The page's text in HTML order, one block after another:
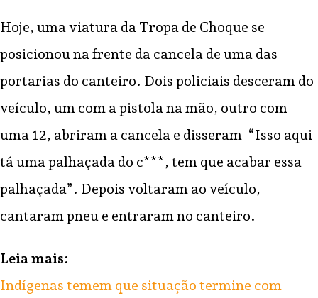
Hoje, uma viatura da Tropa de Choque se
posicionou na frente da cancela de uma das
portarias do canteiro. Dois policiais desceram do
veículo, um com a pistola na mão, outro com
uma 12, abriram a cancela e disseram “Isso aqui
tá uma palhaçada do c***, tem que acabar essa
palhaçada”. Depois voltaram ao veículo,
cantaram pneu e entraram no canteiro.
Leia mais:
Indígenas temem que situação termine com